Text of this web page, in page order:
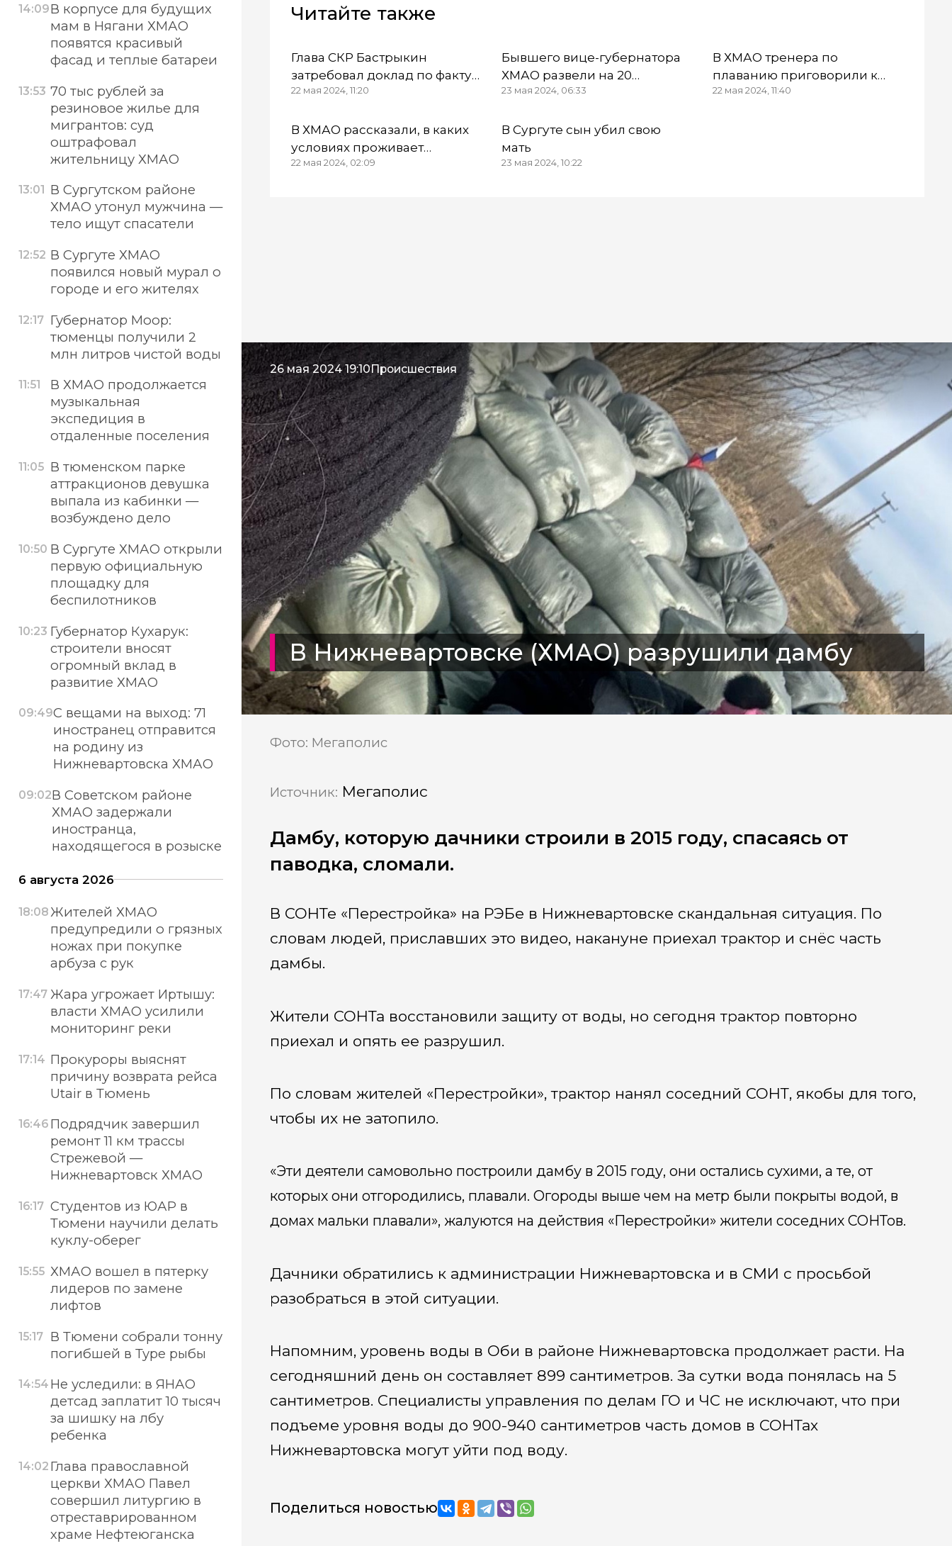
Читайте также
Глава СКР Бастрыкин
затребовал доклад по факту
стрельбы в ребёнка в ХМАО
22 мая 2024, 11:20
Бывшего вице-губернатора
ХМАО развели на 20
миллионов от имени
23 мая 2024, 06:33
В ХМАО тренера по
плаванию приговорили к
условному сроку за
22 мая 2024, 11:40
В ХМАО рассказали, в каких
условиях проживает
эвакуированное население
22 мая 2024, 02:09
В Сургуте сын убил свою
мать
23 мая 2024, 10:22
26 мая 2024 19:10Происшествия
В Нижневартовске (ХМАО) разрушили дамбу
Фото: Мегаполис
Источник: Мегаполис
Дамбу, которую дачники строили в 2015 году, спасаясь от
паводка, сломали.
В СОНТе «Перестройка» на РЭБе в Нижневартовске скандальная ситуация. По
словам людей, приславших это видео, накануне приехал трактор и снёс часть
дамбы.
Жители СОНТа восстановили защиту от воды, но сегодня трактор повторно
приехал и опять ее разрушил.
По словам жителей «Перестройки», трактор нанял соседний СОНТ, якобы для того,
чтобы их не затопило.
«Эти деятели самовольно построили дамбу в 2015 году, они остались сухими, а те, от
которых они отгородились, плавали. Огороды выше чем на метр были покрыты водой, в
домах мальки плавали», жалуются на действия «Перестройки» жители соседних СОНТов.
Дачники обратились к администрации Нижневартовска и в СМИ с просьбой
разобраться в этой ситуации.
Напомним, уровень воды в Оби в районе Нижневартовска продолжает расти. На
сегодняшний день он составляет 899 сантиметров. За сутки вода понялась на 5
сантиметров. Специалисты управления по делам ГО и ЧС не исключают, что при
подъеме уровня воды до 900-940 сантиметров часть домов в СОНТах
Нижневартовска могут уйти под воду.
Поделиться новостью
14:09В корпусе для будущих
мам в Нягани ХМАО
появятся красивый
фасад и теплые батареи
13:53 70 тыс рублей за
резиновое жилье для
мигрантов: суд
оштрафовал
жительницу ХМАО
13:01
В Сургутском районе
ХМАО утонул мужчина —
тело ищут спасатели
12:52 В Сургуте ХМАО
появился новый мурал о
городе и его жителях
12:17 Губернатор Моор:
тюменцы получили 2
млн литров чистой воды
11:51
В ХМАО продолжается
музыкальная
экспедиция в
отдаленные поселения
11:05 В тюменском парке
аттракционов девушка
выпала из кабинки —
возбуждено дело
10:50 В Сургуте ХМАО открыли
первую официальную
площадку для
беспилотников
10:23 Губернатор Кухарук:
строители вносят
огромный вклад в
развитие ХМАО
09:49С вещами на выход: 71
иностранец отправится
на родину из
Нижневартовска ХМАО
09:02В Советском районе
ХМАО задержали
иностранца,
находящегося в розыске
6 августа 2026
18:08Жителей ХМАО
предупредили о грязных
ножах при покупке
арбуза с рук
17:47 Жара угрожает Иртышу:
власти ХМАО усилили
мониторинг реки
17:14 Прокуроры выяснят
причину возврата рейса
Utair в Тюмень
16:46 Подрядчик завершил
ремонт 11 км трассы
Стрежевой —
Нижневартовск ХМАО
16:17 Студентов из ЮАР в
Тюмени научили делать
куклу-оберег
15:55 ХМАО вошел в пятерку
лидеров по замене
лифтов
15:17 В Тюмени собрали тонну
погибшей в Туре рыбы
14:54 Не уследили: в ЯНАО
детсад заплатит 10 тысяч
за шишку на лбу
ребенка
14:02 Глава православной
церкви ХМАО Павел
совершил литургию в
отреставрированном
храме Нефтеюганска